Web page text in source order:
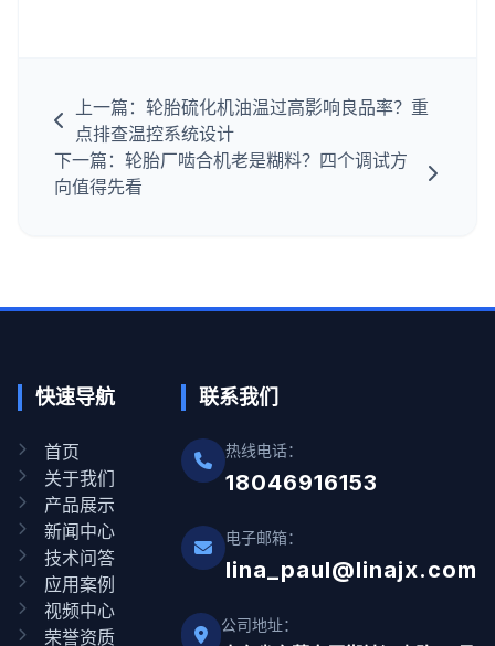
上一篇：轮胎硫化机油温过高影响良品率？重
点排查温控系统设计
下一篇：轮胎厂啮合机老是糊料？四个调试方
向值得先看
快速导航
首页
关于我们
产品展示
新闻中心
技术问答
应用案例
视频中心
荣誉资质
联系我们
热线电话：
18046916153
电子邮箱：
lina_paul@linajx.com
公司地址：